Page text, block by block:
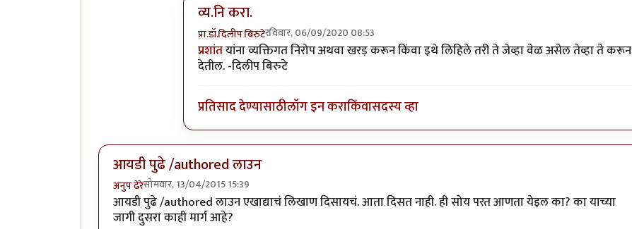
व्य.नि करा.
प्रा.डॉ.दिलीप बिरुटेरविवार, 06/09/2020 08:53
In reply toUser name changebyOnShree Graphicd
प्रशांतयांना व्यक्तिगत निरोप अथवा खरड़ करून किंवा इथे लिहिले तरी ते जेव्हा वेळ असेल तेव्हा ते करून
देतील. -दिलीप बिरुटे
प्रतिसाद देण्यासाठीलॉग इन कराकिंवासदस्य व्हा
आयडी पुढे /authored लाउन
अनुप ढेरेसोमवार, 13/04/2015 15:39
आयडी पुढे /authored लाउन एखाद्याचं लिखाण दिसायचं. आता दिसत नाही. ही सोय परत आणता येइल का? का याच्या
जागी दुसरा काही मार्ग आहे?